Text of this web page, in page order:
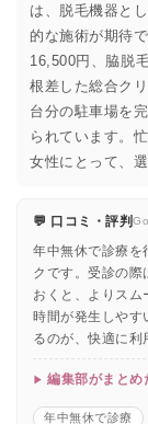
は、脱毛機器と
的な施術が期待
16,500円、脇脱
根差した総合ク
台分の駐車場を
られています。
女性にとって、
💬 口コミ・評判
年中無休で診療を
クです。受診の
おくと、よりス
時間が発生しや
るのが、快適に利
編集部がまとめ
年中無休で診療